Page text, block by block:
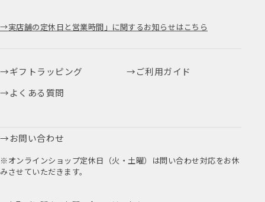
実店舗の定休日と営業時間」に関するお知らせはこちら
ギフトラッピング
ご利用ガイド
よくある質問
お問い合わせ
※オンラインショップ定休日（火・土曜）は問い合わせ対応をお休
みさせていただきます。